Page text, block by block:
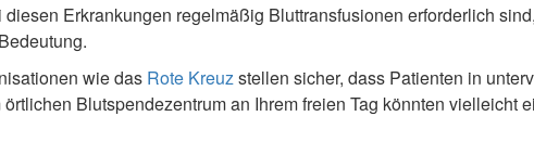
diesen Erkrankungen regelmäßig Bluttransfusionen erforderlich
wie das Rote Kreuz stellen sicher, dass Patienten in
Blutspendezentrum an Ihrem freien Tag könnten vielleicht